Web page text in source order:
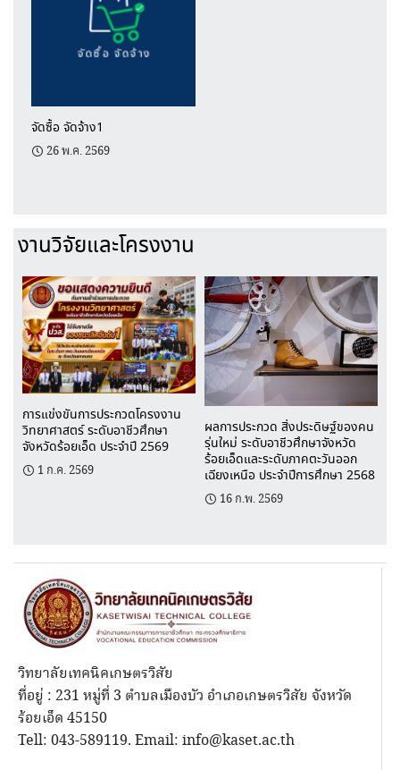
จัดซื้อ จัดจ้าง1
26 พ.ค. 2569
งานวิจัยและโครงงาน
การแข่งขันการประกวดโครงงาน
วิทยาศาสตร์ ระดับอาชีวศึกษา
จังหวัดร้อยเอ็ด ประจำปี 2569
1 ก.ค. 2569
ผลการประกวด สิ่งประดิษฐ์ของคน
รุ่นใหม่ ระดับอาชีวศึกษาจังหวัด
ร้อยเอ็ดและระดับภาคตะวันออก
เฉียงเหนือ ประจำปีการศึกษา 2568
16 ก.พ. 2569
วิทยาลัยเทคนิคเกษตรวิสัย
ที่อยู่ : 231 หมู่ที่ 3 ตำบลเมืองบัว อำเภอเกษตรวิสัย จังหวัด
ร้อยเอ็ด 45150
Tell: 043-589119. Email: info@kaset.ac.th